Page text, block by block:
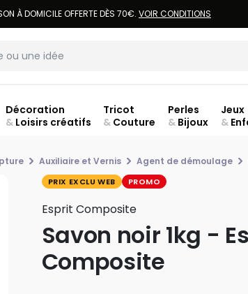
À DOMICILE OFFERTE DÈS 70€. VOIR CONDITIONS
Décoration
&Loisirs créatifs
Tricot
& Couture
Perles
& Bijoux
Jeux
&
Auxiliaire et Vernis Agent de démoulage
PRIX EXCLU WEB PROMO
Esprit Composite
Savon noir 1kg -
Composite